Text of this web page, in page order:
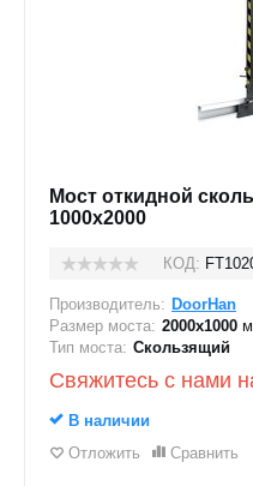
Мост откидной
1000x2000
КОД:
Производитель: DoorHan
Размер моста: 2000х1000
Тип моста: Скользящий
Свяжитесь с нами
В наличии
Отложить
Сравнить